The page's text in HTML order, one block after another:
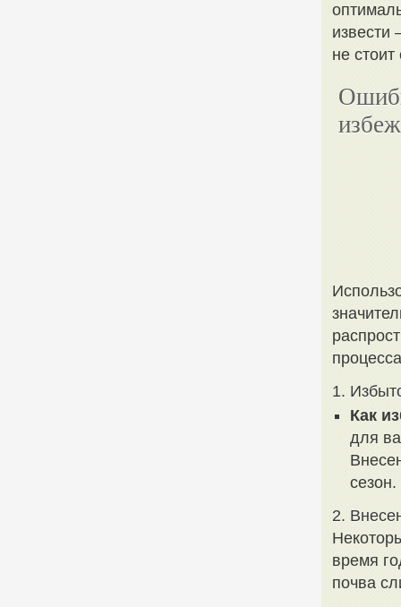
извести
не
1.
Как
для
сезон.
2.
время
почва